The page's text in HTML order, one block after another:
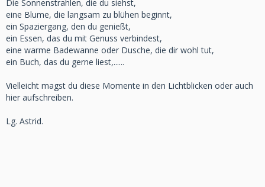
Die Sonnenstrahlen, die du siehst,
eine Blume, die langsam zu blühen beginnt,
ein Spaziergang, den du genießt,
ein Essen, das du mit Genuss verbindest,
eine warme Badewanne oder Dusche, die dir wohl tut,
ein Buch, das du gerne liest,......
Vielleicht magst du diese Momente in den Lichtblicken oder auch
hier aufschreiben.
Lg. Astrid.